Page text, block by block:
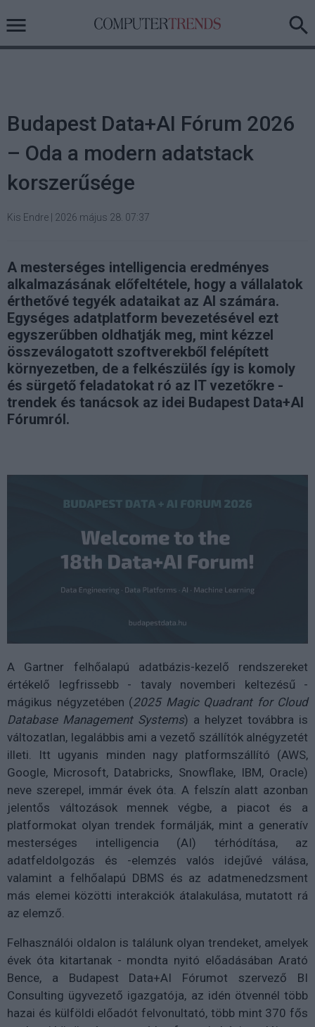
Budapest Data+AI Fórum 2026
– Oda a modern adatstack
korszerűsége
Kis Endre 2026 május 28. 07:37
A mesterséges intelligencia eredményes
alkalmazásának előfeltétele, hogy a vállalatok
érthetővé tegyék adataikat az AI számára.
Egységes adatplatform bevezetésével ezt
egyszerűbben oldhatják meg, mint kézzel
összeválogatott szoftverekből felépített
környezetben, de a felkészülés így is komoly
és sürgető feladatokat ró az IT vezetőkre -
trendek és tanácsok az idei Budapest Data+AI
Fórumról.
A Gartner felhőalapú adatbázis-kezelő rendszereket
értékelő legfrissebb - tavaly novemberi keltezésű -
mágikus négyzetében (2025 Magic Quadrant for Cloud
Database Management Systems) a helyzet továbbra is
változatlan, legalábbis ami a vezető szállítók alnégyzetét
illeti. Itt ugyanis minden nagy platformszállító (AWS,
Google, Microsoft, Databricks, Snowflake, IBM, Oracle)
neve szerepel, immár évek óta. A felszín alatt azonban
jelentős változások mennek végbe, a piacot és a
platformokat olyan trendek formálják, mint a generatív
mesterséges intelligencia (AI) térhódítása, az
adatfeldolgozás és -elemzés valós idejűvé válása,
valamint a felhőalapú DBMS és az adatmenedzsment
más elemei közötti interakciók átalakulása, mutatott rá
az elemző.
Felhasználói oldalon is találunk olyan trendeket, amelyek
évek óta kitartanak - mondta nyitó előadásában Arató
Bence, a Budapest Data+AI Fórumot szervező BI
Consulting ügyvezető igazgatója, az idén ötvennél több
hazai és külföldi előadót felvonultató, több mint 370 fős